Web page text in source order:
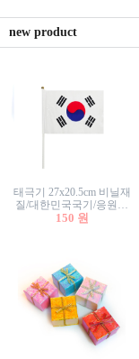
new product
태극기 27x20.5cm 비닐재
질/대한민국국기/응원깃
발/행사깃발
150 원